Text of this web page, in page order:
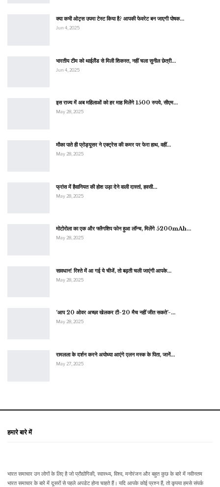
क्या कभी ओट्स उपमा टेस्ट किया है? आपकी फेवरेट बन जाएगी पोषक…
Jun 4, 2025
भारतीय टीम को थाईलैंड से मिली शिकस्त, नहीं चला सुनील छेत्री…
Jun 4, 2025
इस राज्य में अब महिलाओं को हर माह मिलेंगे 1500 रुपये, सीएम…
May 28, 2025
मौका पाते ही प्रोड्यूसर ने एक्ट्रेस की कमर पर फेरा हाथ, वहीं…
May 28, 2025
फ्रांस में हैवानियत की होश उड़ा देने वाली दास्तां, हवसी…
May 28, 2025
मोटोरोला का एक और फ्लैगशिप फोन हुआ लॉन्च, मिलेंगे 5200mAh…
May 28, 2025
सावधान! रिश्ते में आ गई ये चीजें, तो बढ़ती चली जाएंगी आपके…
May 28, 2025
‘आप 20 ओवर अच्छा खेलकर टी-20 मैच नहीं जीत सकते’-…
May 28, 2025
रामलला के दर्शन करने अयोध्या आएंगे एलन मस्क के पिता, जानें…
May 27, 2025
हमारे बारे में
भारत समाचार उन लोगों के लिए है जो प्रौद्योगिकी, स्वास्थ्य, विश्व, मनोरंजन और बहुत कुछ के बारे में नवीनतम
भारत समाचार के बारे में दूसरों से पहले अपडेट होना चाहते हैं। यदि आपके कोई प्रश्न हैं, तो कृपया हमसे संपर्क